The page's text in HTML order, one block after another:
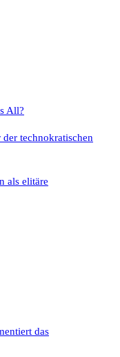
All?
der technokratischen
als elitäre
das